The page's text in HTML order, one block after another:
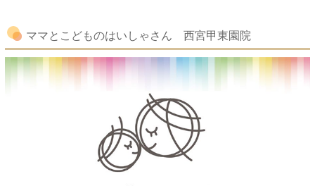
ママとこどものはいしゃさん 西宮甲東園院